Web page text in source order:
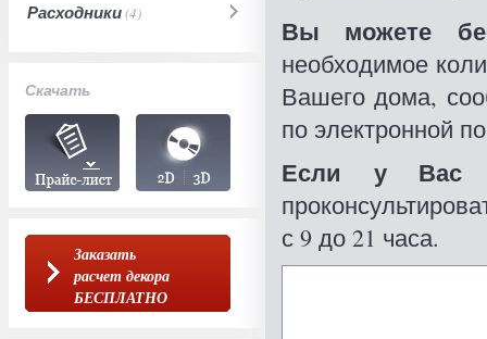
Расходники(4)
Скачать
Заказать
расчет декора
БЕСПЛАТНО
Вы можете
необходимое
Вашего дома,
по электронной
Если у Вас
с 9 до 21 часа.